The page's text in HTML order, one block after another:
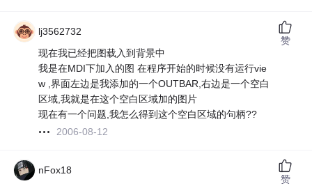
lj3562732
现在我已经把图载入到背景中
我是在MDI下加入的图 在程序开始的时候没有运行vie
w ,界面左边是我添加的一个OUTBAR,右边是一个空白
区域,我就是在这个空白区域加的图片
现在有一个问题,我怎么得到这个空白区域的句柄??
2006-08-12
赞
nFox18
赞